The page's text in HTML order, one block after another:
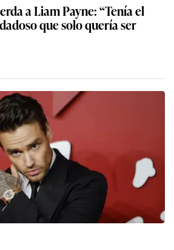
a Liam Payne: “Tenía el
que solo quería ser